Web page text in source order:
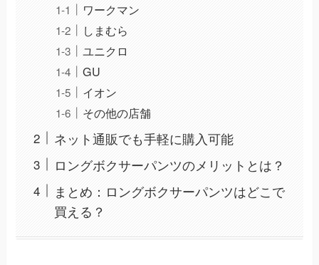
ワークマン
しまむら
ユニクロ
GU
イオン
その他の店舗
ネット通販でも手軽に購入可能
ロングボクサーパンツのメリットとは？
まとめ：ロングボクサーパンツはどこで
買える？